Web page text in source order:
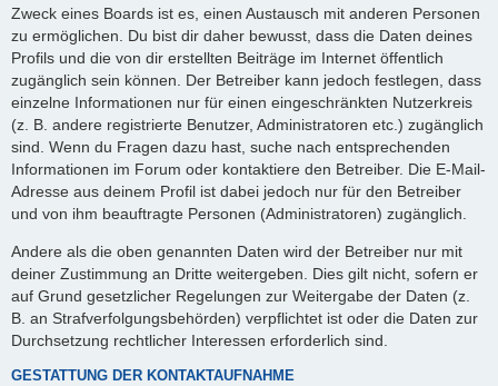
Zweck eines Boards ist es, einen Austausch mit anderen Personen
zu ermöglichen. Du bist dir daher bewusst, dass die Daten deines
Profils und die von dir erstellten Beiträge im Internet öffentlich
zugänglich sein können. Der Betreiber kann jedoch festlegen, dass
einzelne Informationen nur für einen eingeschränkten Nutzerkreis
(z. B. andere registrierte Benutzer, Administratoren etc.) zugänglich
sind. Wenn du Fragen dazu hast, suche nach entsprechenden
Informationen im Forum oder kontaktiere den Betreiber. Die E-Mail-
Adresse aus deinem Profil ist dabei jedoch nur für den Betreiber
und von ihm beauftragte Personen (Administratoren) zugänglich.
Andere als die oben genannten Daten wird der Betreiber nur mit
deiner Zustimmung an Dritte weitergeben. Dies gilt nicht, sofern er
auf Grund gesetzlicher Regelungen zur Weitergabe der Daten (z.
B. an Strafverfolgungsbehörden) verpflichtet ist oder die Daten zur
Durchsetzung rechtlicher Interessen erforderlich sind.
GESTATTUNG DER KONTAKTAUFNAHME